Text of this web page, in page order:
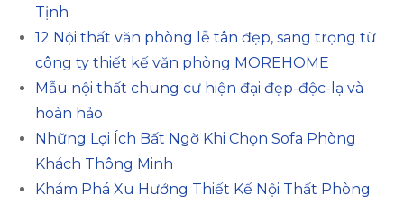
Tịnh
12 Nội thất văn phòng lễ tân đẹp, sang trọng từ
công ty thiết kế văn phòng MOREHOME
Mẫu nội thất chung cư hiện đại đẹp-độc-lạ và
hoàn hảo
Những Lợi Ích Bất Ngờ Khi Chọn Sofa Phòng
Khách Thông Minh
Khám Phá Xu Hướng Thiết Kế Nội Thất Phòng